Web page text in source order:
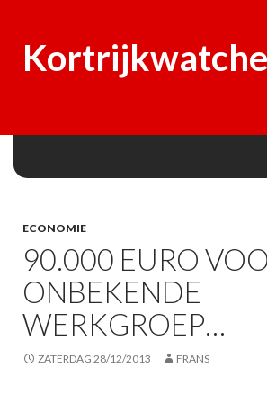
ECONOMIE
90.000 EURO
ONBEKENDE
WERKGROEP…
ZATERDAG 28/12/2013 FRANS